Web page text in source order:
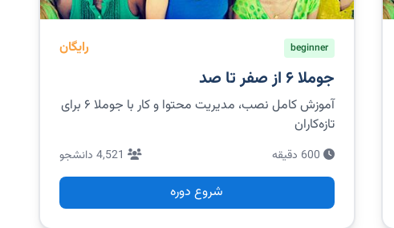
beginner رایگان
جوملا ۶ از صفر تا صد
آموزش کامل نصب، مدیریت محتوا و کار با جوملا ۶ برای
تازه‌کاران
600 دقیقه 4,521 دانشجو
شروع دوره